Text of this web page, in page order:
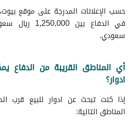
حسب الإعلانات المدرجة على موقع
سعودي.
أي المناطق القريبة من الدفاع
ادوار؟
إذا كنت تبحث عن ادوار للبيع قرب
المناطق التالية: